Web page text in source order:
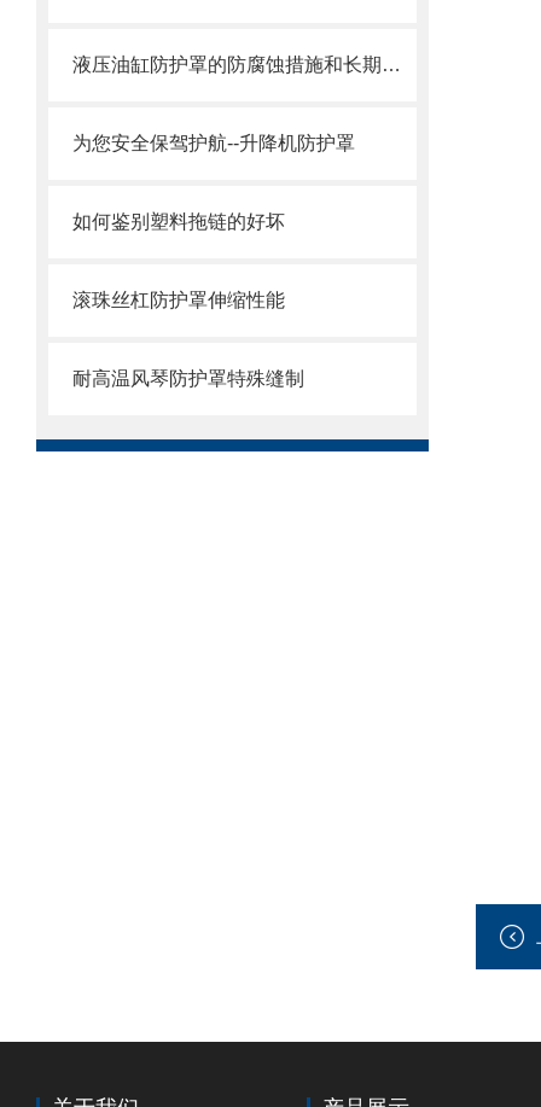
液压油缸防护罩的防腐蚀措施和长期维护策略
为您安全保驾护航--升降机防护罩
如何鉴别塑料拖链的好坏
滚珠丝杠防护罩伸缩性能
耐高温风琴防护罩特殊缝制